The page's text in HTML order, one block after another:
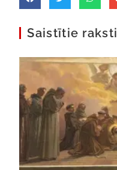
Saistītie raksti